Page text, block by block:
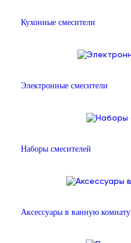
Кухонные смесители
Электронные смесители
Наборы смесителей
Аксессуары в ванную комнату